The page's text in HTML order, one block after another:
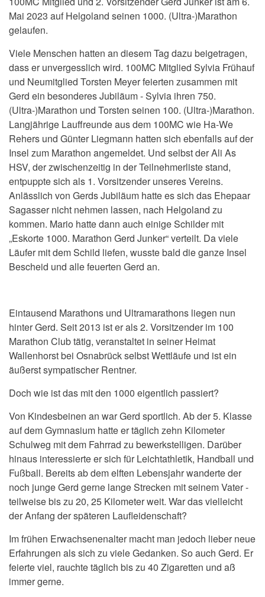
Mai 2023 auf Helgoland seinen 1000. (Ultra-)Marathon
gelaufen.
Viele Menschen hatten an diesem Tag dazu beigetragen,
dass er unvergesslich wird. 100MC Mitglied Sylvia Frühauf
und Neumitglied Torsten Meyerfeierten zusammen mit
Gerd ein besonderes Jubiläum - Sylvia ihren 750.
(Ultra-)Marathon und Torsten seinen 100. (Ultra-)Marathon.
Langjährige Lauffreunde aus dem 100MC wie Ha-We
Rehers und Günter Liegmann hatten sich ebenfalls auf der
Insel zum Marathon angemeldet. Und selbst der Ali As
HSV, der zwischenzeitig in der Teilnehmerliste stand,
entpuppte sich als 1. Vorsitzender unseres Vereins.
Anlässlich von Gerds Jubiläum hatte es sich das Ehepaar
Sagasser nicht nehmen lassen, nach Helgoland zu
kommen. Mario hatte dann auch einige Schilder mit
„Eskorte 1000. Marathon Gerd Junker“ verteilt. Da viele
Läufer mit dem Schild liefen, wusste bald die ganze Insel
Bescheid und alle feuerten Gerd an.
Eintausend Marathons und Ultramarathons liegen nun
hinter Gerd. Seit 2013 ist er als 2. Vorsitzender im 100
Marathon Club tätig, veranstaltet in seiner Heimat
Wallenhorst bei Osnabrück selbst Wettläufe und ist ein
äußerst sympatischer Rentner.
Doch wie ist das mit den 1000 eigentlich passiert?
Von Kindesbeinen an war Gerd sportlich. Ab der 5. Klasse
auf dem Gymnasium hatte er täglich zehn Kilometer
Schulweg mit dem Fahrrad zu bewerkstelligen. Darüber
hinaus interessierte er sich für Leichtathletik, Handball und
Fußball. Bereits ab dem elften Lebensjahr wanderte der
noch junge Gerd gerne lange Strecken mit seinem Vater -
teilweise bis zu 20, 25 Kilometer weit. War das vielleicht
der Anfang der späteren Laufleidenschaft?
Im frühen Erwachsenenalter macht man jedoch lieber neue
Erfahrungen als sich zu viele Gedanken. So auch Gerd. Er
feierte viel, rauchte täglich bis zu 40 Zigaretten und aß
immer gerne.